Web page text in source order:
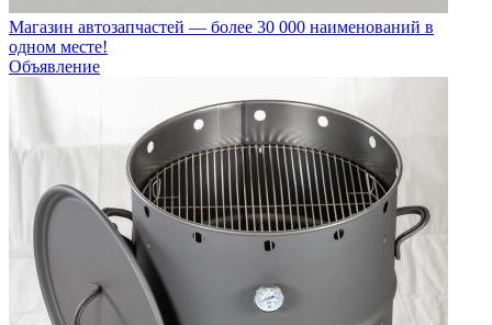
Магазин автозапчастей — более 30 000 наименований в
одном месте!
Объявление